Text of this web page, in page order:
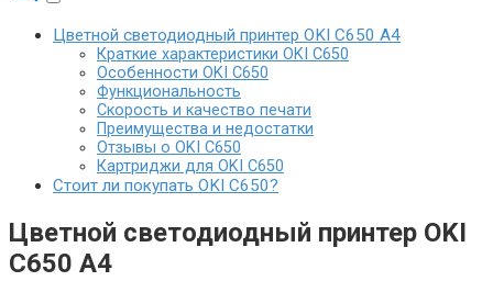
Цветной светодиодный принтер OKI C650 A4
Краткие характеристики OKI C650
Особенности OKI C650
Функциональность
Скорость и качество печати
Преимущества и недостатки
Отзывы о OKI C650
Картриджи для OKI C650
Стоит ли покупать OKI C650?
Цветной светодиодный принтер OKI
C650 A4